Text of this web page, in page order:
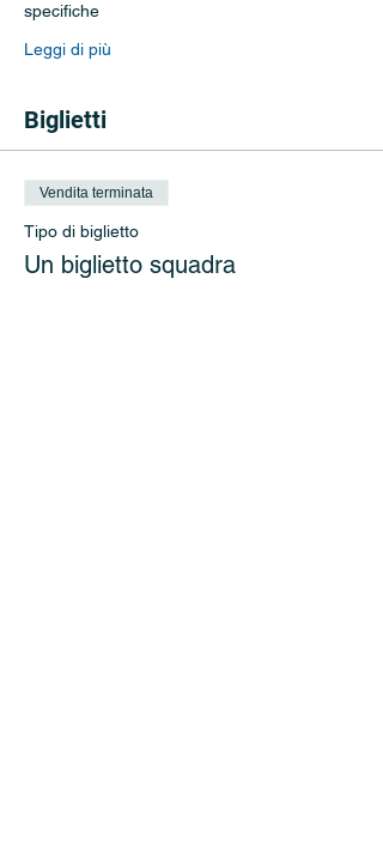
specifiche
Leggi di più
Biglietti
Vendita terminata
Tipo di biglietto
Un biglietto squadra